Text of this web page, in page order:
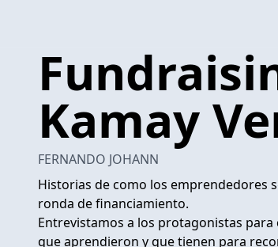
Kamay
FERNANDO JOHANN
Historias de como los emprendedores
ronda de financiamiento.
Entrevistamos a los protagonistas
que aprendieron y que tienen para